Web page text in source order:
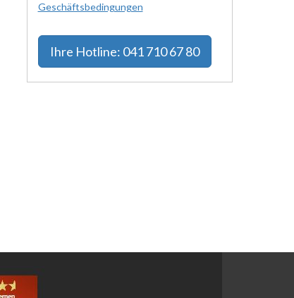
Geschäftsbedingungen
Ihre Hotline: 041 710 67 80